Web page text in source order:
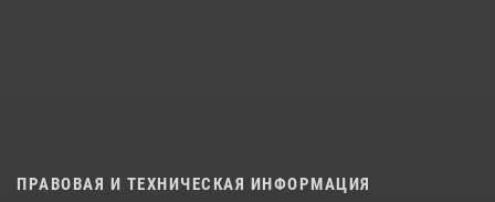
ПРАВОВАЯ И ТЕХНИЧЕСКАЯ ИНФОРМАЦИЯ